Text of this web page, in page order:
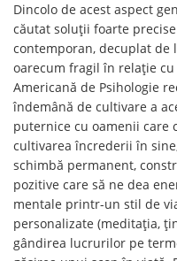
Dincolo de acest aspect
căutat soluții foarte
contemporan, decuplat de
oarecum fragil în relație
Americană de Psihologie
îndemână de cultivare a
puternice cu oamenii care
cultivarea încrederii în
schimbă permanent,
pozitive care să ne dea
mentale printr-un stil de
personalizate (meditația,
gândirea lucrurilor pe